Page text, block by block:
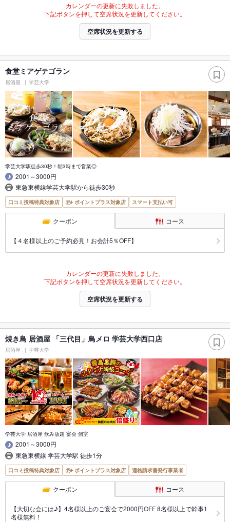
カレンダーの更新に失敗しました。
下記ボタンを押して空席状況を更新してください。
空席状況を更新する
食堂ミアゲテゴラン
居酒屋 学芸大学
学芸大学駅徒歩30秒！朝3時まで営業◎
2001～3000円
東急東横線学芸大学駅から徒歩30秒
口コミ投稿特典対象店 ポイントプラス対象店 スマート支払い可
クーポン コース
【４名様以上のご予約必見！お会計5％OFF】
カレンダーの更新に失敗しました。
下記ボタンを押して空席状況を更新してください。
空席状況を更新する
焼き鳥 居酒屋 「三代目」鳥メロ 学芸大学西口店
居酒屋 学芸大学
学芸大学 居酒屋 飲み放題 宴会 個室
2001～3000円
東急東横線 学芸大学駅 徒歩1分
口コミ投稿特典対象店 ポイントプラス対象店 適格請求書発行事業者
クーポン コース
【大切な会には♪】4名様以上のご宴会で2000円OFF 8名様以上で幹事1
名様無料！